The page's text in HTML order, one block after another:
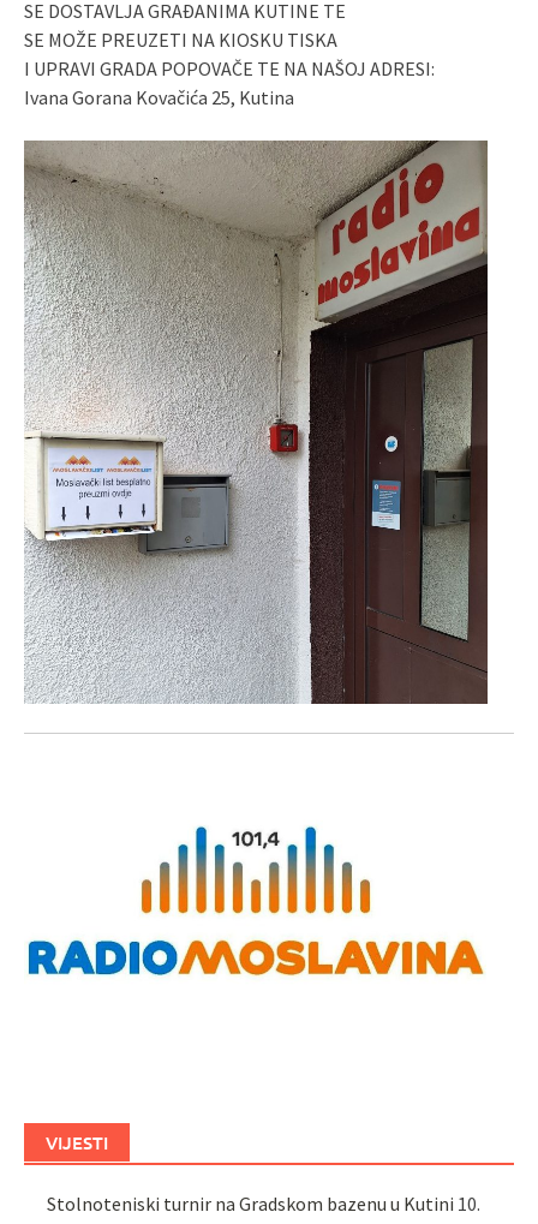
SE DOSTAVLJA GRAĐANIMA KUTINE TE
SE MOŽE PREUZETI NA KIOSKU TISKA
I UPRAVI GRADA POPOVAČE TE NA NAŠOJ ADRESI:
Ivana Gorana Kovačića 25, Kutina
VIJESTI
Stolnoteniski turnir na Gradskom bazenu u Kutini 10.